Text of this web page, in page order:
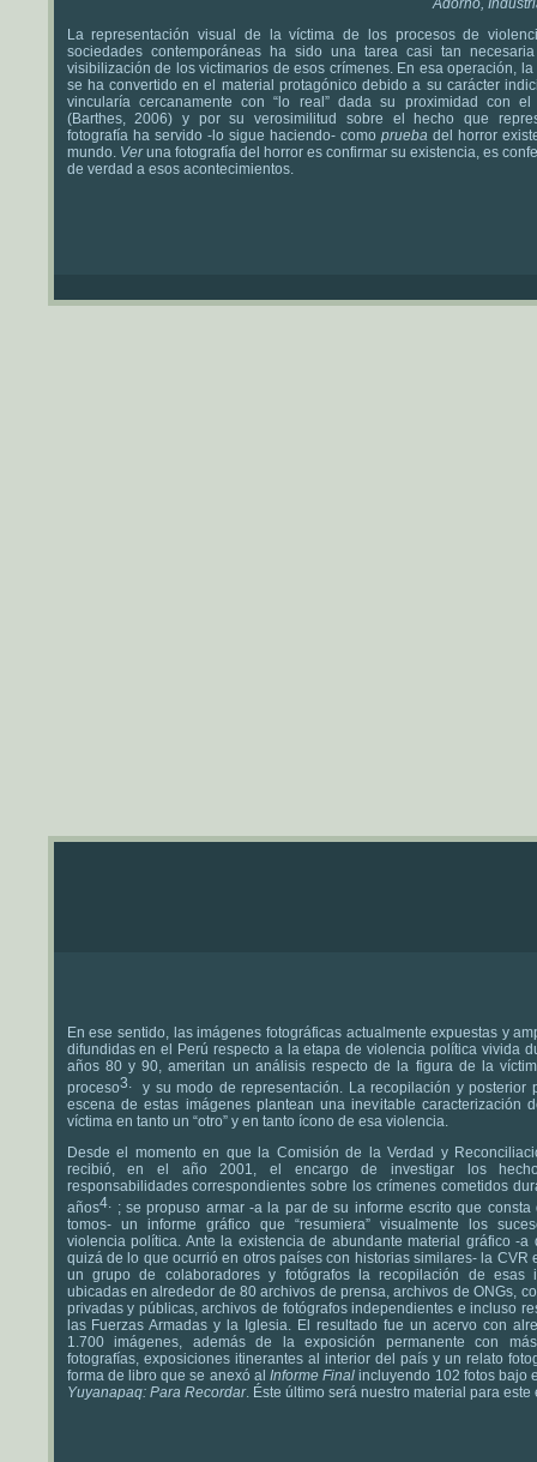
Adorno,
La representación visual de la víctima de los procesos de
sociedades contemporáneas ha sido una tarea casi tan
visibilización de los victimarios de esos crímenes. En esa operación, la
se ha convertido en el material protagónico debido a su carácter
vincularía cercanamente con “lo real” dada su proximidad con el
(Barthes, 2006) y por su verosimilitud sobre el hecho que
fotografía ha servido -lo sigue haciendo- como prueba del horror
mundo. Veruna fotografía del horror es confirmar su existencia, es
de verdad a esos acontecimientos.
En ese sentido, las imágenes fotográficas actualmente expuestas y
difundidas en el Perú respecto a la etapa de violencia política vivida
años 80 y 90, ameritan un análisis respecto de la figura de la
proceso
y su modo de representación. La recopilación y posterior
escena de estas imágenes plantean una inevitable caracterización
víctima en tanto un “otro” y en tanto ícono de esa violencia.
Desde el momento en que la Comisión de la Verdad y
recibió, en el año 2001, el encargo de investigar los
responsabilidades correspondientes sobre los crímenes cometidos
años
; se propuso armar -a la par de su informe escrito que consta
tomos- un informe gráfico que “resumiera” visualmente los
violencia política. Ante la existencia de abundante material gráfico -a
quizá de lo que ocurrió en otros países con historias similares- la CVR
un grupo de colaboradores y fotógrafos la recopilación de esas
ubicadas en alrededor de 80 archivos de prensa, archivos de ONGs,
privadas y públicas, archivos de fotógrafos independientes e incluso
las Fuerzas Armadas y la Iglesia. El resultado fue un acervo con
1.700 imágenes, además de la exposición permanente con
fotografías, exposiciones itinerantes al interior del país y un relato
forma de libro que se anexó al Informe Final incluyendo 102 fotos bajo
Yuyanapaq: Para Recordar. Éste último será nuestro material para este